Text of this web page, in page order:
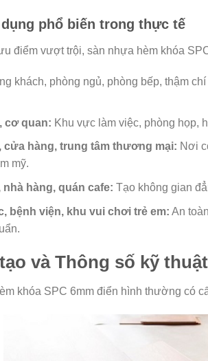
phổ biến trong thực tế
điểm vượt trội, sàn nhựa hèm khóa
khách, phòng ngủ, phòng bếp, thậm
cơ quan: Khu vực làm việc, phòng họp,
cửa hàng, trung tâm thương mại: Nơi
mỹ.
nhà hàng, quán cafe: Tạo không gian
bệnh viện, khu vui chơi trẻ em: An
và Thông số kỹ thuật
khóa SPC 6mm điển hình thường có